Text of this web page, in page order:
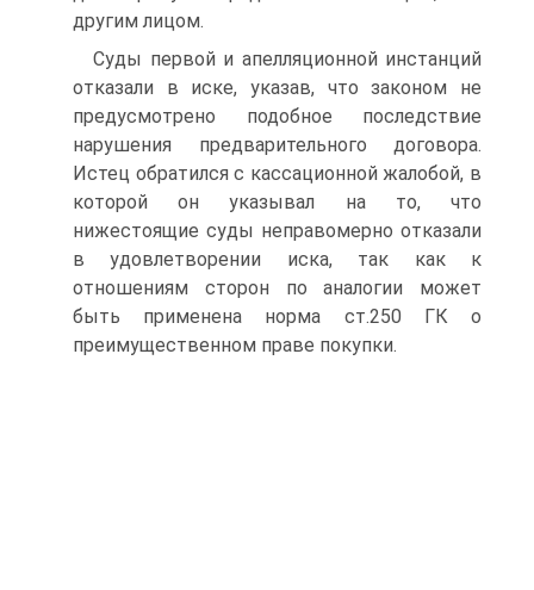
другим лицом.
Суды первой и апелляционной инстанций
отказали в иске, указав, что законом не
предусмотрено подобное последствие
нарушения предварительного договора.
Истец обратился с кассационной жалобой, в
которой он указывал на то, что
нижестоящие суды неправомерно отказали
в удовлетворении иска, так как к
отношениям сторон по аналогии может
быть применена норма ст.250 ГК о
преимущественном праве покупки.